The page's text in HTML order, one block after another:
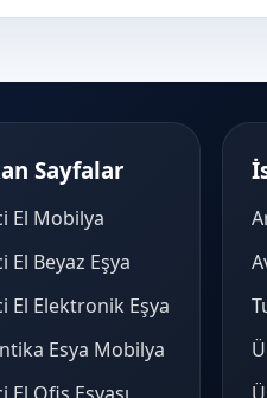
Sayfalar
El Mobilya
El Beyaz Eşya
El Elektronik Eşya
Esya Mobilya